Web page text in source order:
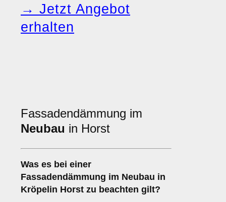
→ Jetzt Angebot
erhalten
Fassadendämmung im
Neubau in Horst
Was es bei einer
Fassadendämmung im Neubau in
Kröpelin Horst zu beachten gilt?